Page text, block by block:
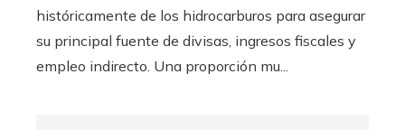
históricamente de los hidrocarburos para asegurar
su principal fuente de divisas, ingresos fiscales y
empleo indirecto. Una proporción mu...